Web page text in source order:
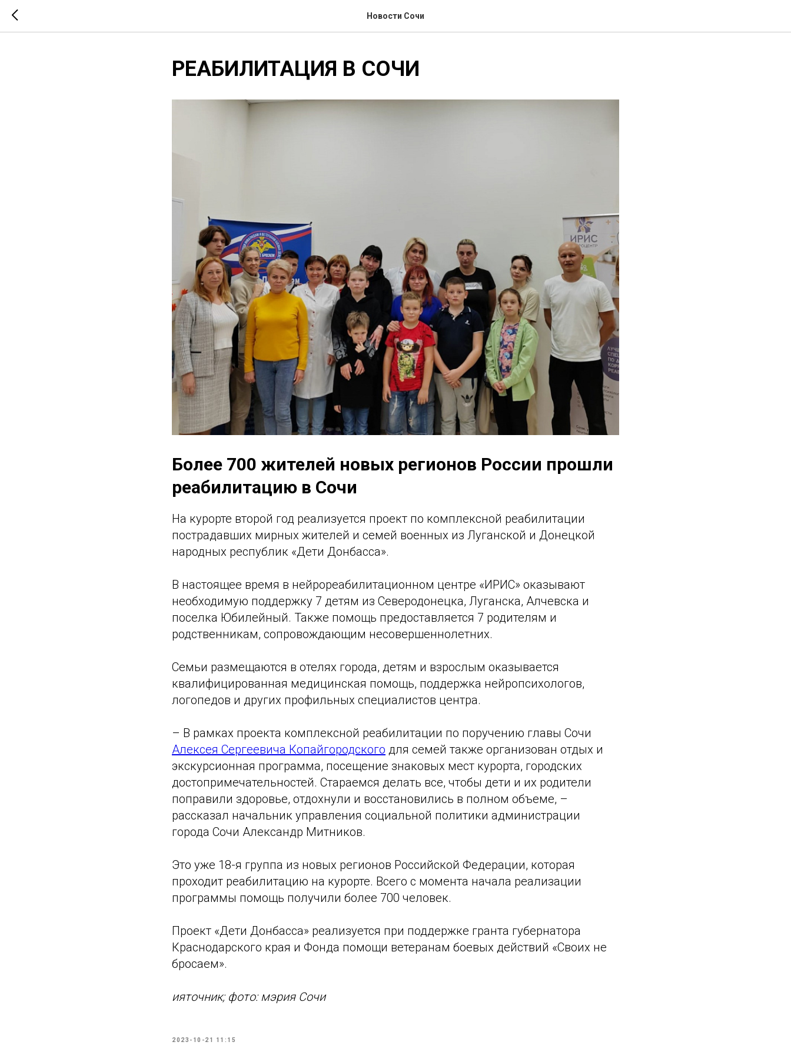
Новости Сочи
РЕАБИЛИТАЦИЯ В СОЧИ
Более 700 жителей новых регионов России прошли
реабилитацию в Сочи
На курорте второй год реализуется проект по комплексной реабилитации
пострадавших мирных жителей и семей военных из Луганской и Донецкой
народных республик «Дети Донбасса».
В настоящее время в нейрореабилитационном центре «ИРИС» оказывают
необходимую поддержку 7 детям из Северодонецка, Луганска, Алчевска и
поселка Юбилейный. Также помощь предоставляется 7 родителям и
родственникам, сопровождающим несовершеннолетних.
Семьи размещаются в отелях города, детям и взрослым оказывается
квалифицированная медицинская помощь, поддержка нейропсихологов,
логопедов и других профильных специалистов центра.
– В рамках проекта комплексной реабилитации по поручению главы Сочи
Алексея Сергеевича Копайгородского для семей также организован отдых и
экскурсионная программа, посещение знаковых мест курорта, городских
достопримечательностей. Стараемся делать все, чтобы дети и их родители
поправили здоровье, отдохнули и восстановились в полном объеме, –
рассказал начальник управления социальной политики администрации
города Сочи Александр Митников.
Это уже 18-я группа из новых регионов Российской Федерации, которая
проходит реабилитацию на курорте. Всего с момента начала реализации
программы помощь получили более 700 человек.
Проект «Дети Донбасса» реализуется при поддержке гранта губернатора
Краснодарского края и Фонда помощи ветеранам боевых действий «Своих не
бросаем».
ияточник; фото: мэрия Сочи
2023-10-21 11:15